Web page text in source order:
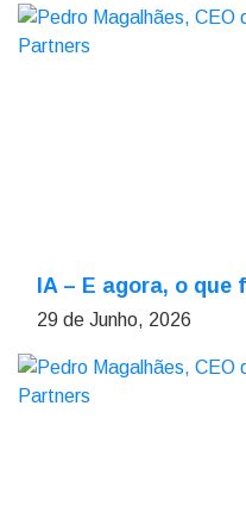
IA – E agora, o que
29 de Junho, 2026